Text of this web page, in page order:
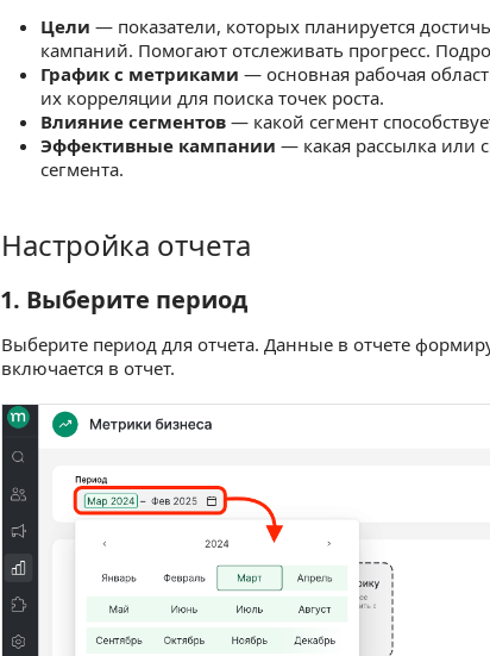
Цели — показатели, которых планируется
кампаний. Помогают отслеживать прогресс.
График с метриками — основная рабочая
их корреляции для поиска точек роста.
Влияние сегментов — какой сегмент
Эффективные кампании — какая рассылка или
сегмента.
Настройка отчета
Настройка отчета
1. Выберите период
1. Выберите период
Выберите период для отчета. Данные в отчете
включается в отчет.